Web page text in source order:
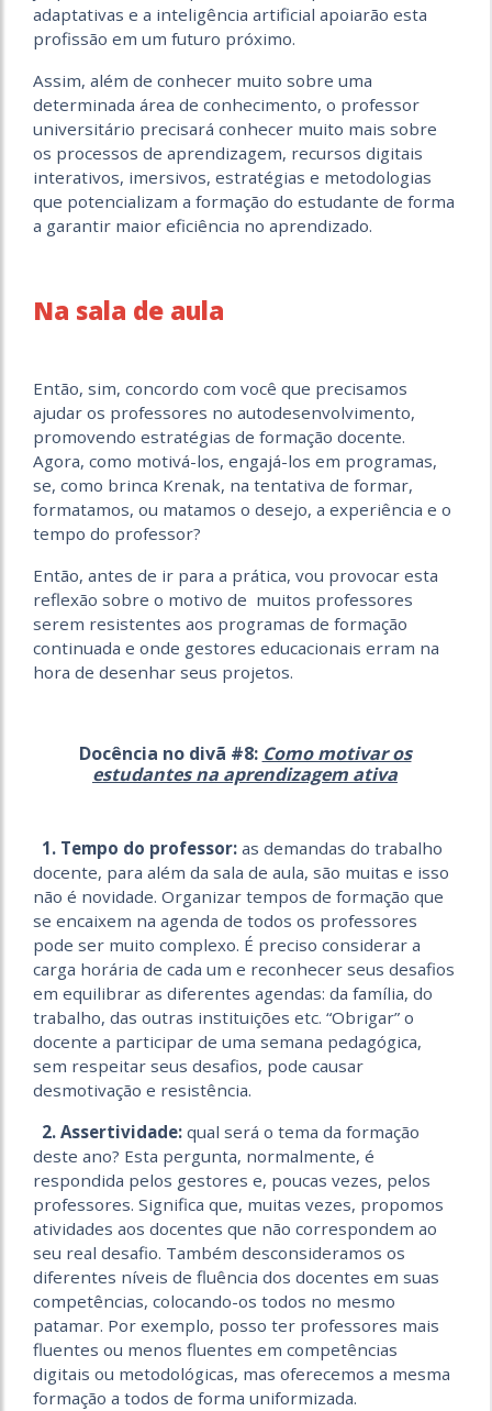
adaptativas e a inteligência artificial apoiarão esta
profissão em um futuro próximo.
Assim, além de conhecer muito sobre uma
determinada área de conhecimento, o professor
universitário precisará conhecer muito mais sobre
os processos de aprendizagem, recursos digitais
interativos, imersivos, estratégias e metodologias
que potencializam a formação do estudante de forma
a garantir maior eficiência no aprendizado.
Na sala de aula
Então, sim, concordo com você que precisamos
ajudar os professores no autodesenvolvimento,
promovendo estratégias de formação docente.
Agora, como motivá-los, engajá-los em programas,
se, como brinca Krenak, na tentativa de formar,
formatamos, ou matamos o desejo, a experiência e o
tempo do professor?
Então, antes de ir para a prática, vou provocar esta
reflexão sobre o motivo de muitos professores
serem resistentes aos programas de formação
continuada e onde gestores educacionais erram na
hora de desenhar seus projetos.
Docência no divã #8: Como motivar os
estudantes na aprendizagem ativa
1. Tempo do professor: as demandas do trabalho
docente, para além da sala de aula, são muitas e isso
não é novidade. Organizar tempos de formação que
se encaixem na agenda de todos os professores
pode ser muito complexo. É preciso considerar a
carga horária de cada um e reconhecer seus desafios
em equilibrar as diferentes agendas: da família, do
trabalho, das outras instituições etc. “Obrigar” o
docente a participar de uma semana pedagógica,
sem respeitar seus desafios, pode causar
desmotivação e resistência.
2. Assertividade: qual será o tema da formação
deste ano? Esta pergunta, normalmente, é
respondida pelos gestores e, poucas vezes, pelos
professores. Significa que, muitas vezes, propomos
atividades aos docentes que não correspondem ao
seu real desafio. Também desconsideramos os
diferentes níveis de fluência dos docentes em suas
competências, colocando-os todos no mesmo
patamar. Por exemplo, posso ter professores mais
fluentes ou menos fluentes em competências
digitais ou metodológicas, mas oferecemos a mesma
formação a todos de forma uniformizada.